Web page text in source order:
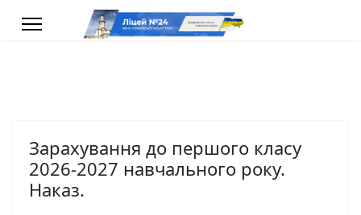
Зарахування до першого класу
2026-2027 навчального року.
Наказ.